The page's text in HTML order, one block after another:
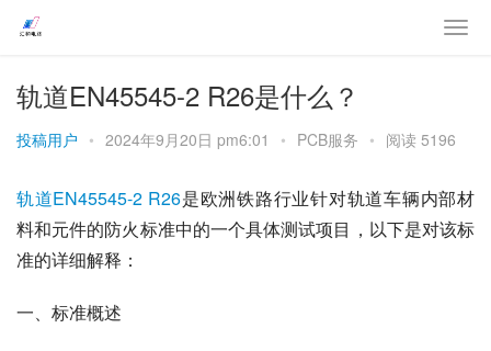
轨道EN45545-2 R26是什么？
投稿用户 • 2024年9月20日 pm6:01 • PCB服务 • 阅读 5196
轨道EN45545-2 R26是欧洲铁路行业针对轨道车辆内部材
料和元件的防火标准中的一个具体测试项目，以下是对该标
准的详细解释：
一、标准概述